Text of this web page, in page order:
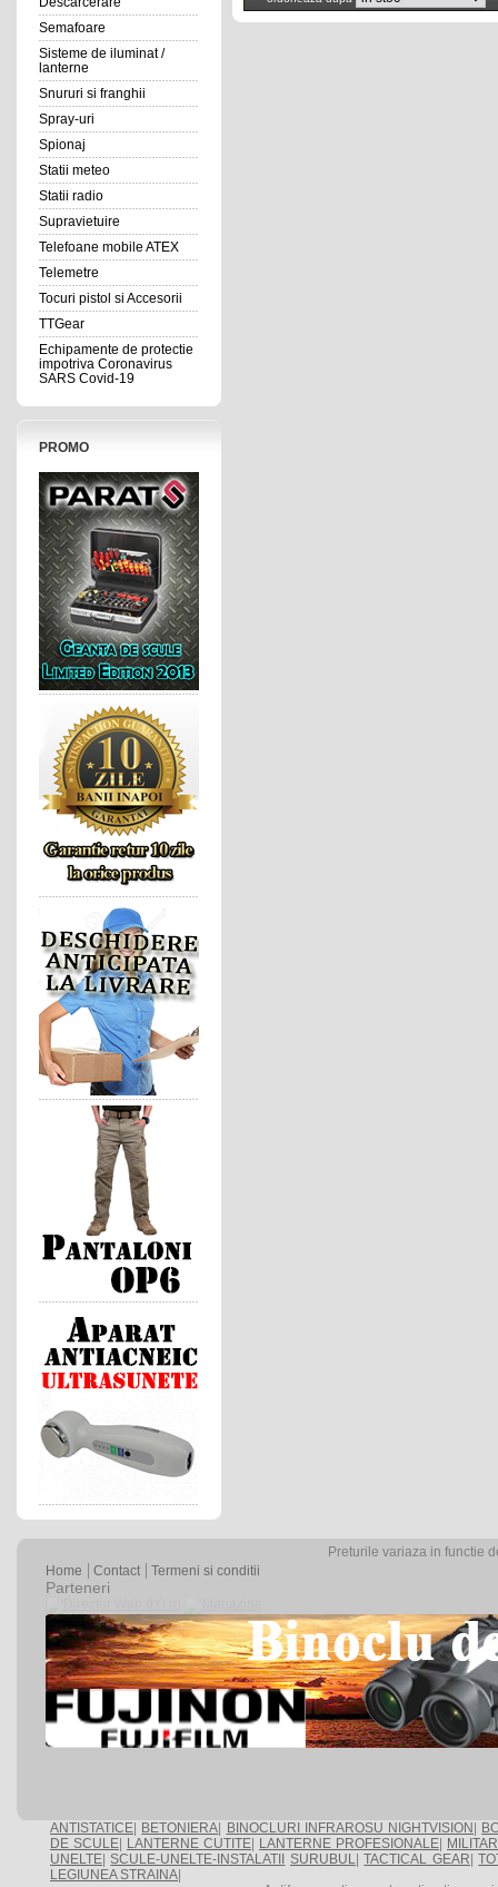
Semafoare
Sisteme de iluminat /
lanterne
Snururi si franghii
Spray-uri
Spionaj
Statii meteo
Statii radio
Supravietuire
Telefoane mobile ATEX
Telemetre
Tocuri pistol si Accesorii
TTGear
Echipamente de protectie
impotriva Coronavirus
SARS Covid-19
PROMO
Preturile variaza in functie
Home
Contact Termeni si conditii
Parteneri
ANTISTATICE BETONIERA BINOCLURI INFRAROSU NIGHTVISION
DE SCULE
LANTERNE CUTITE LANTERNE PROFESIONALE
UNELTE SCULE-UNELTE-INSTALATII SURUBUL|TACTICAL GEAR |
LEGIUNEA STRAINA